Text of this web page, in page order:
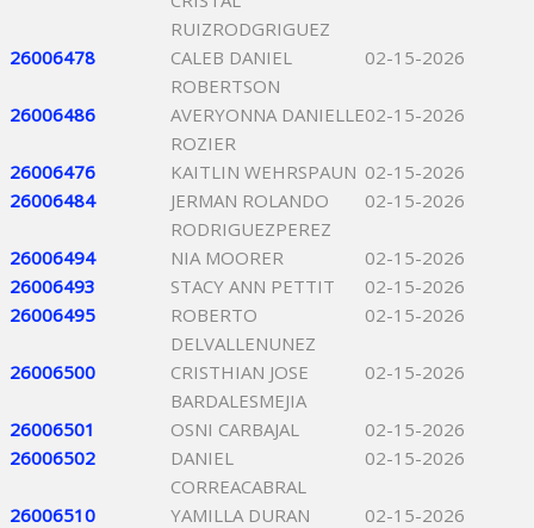
RUIZRODGRIGUEZ
26006478
CALEB DANIEL
ROBERTSON
02-15-2026
26006486
AVERYONNA DANIELLE
ROZIER
02-15-2026
26006476 KAITLIN WEHRSPAUN 02-15-2026
26006484
JERMAN ROLANDO
RODRIGUEZPEREZ
02-15-2026
26006494 NIA MOORER
02-15-2026
26006493
STACY ANN PETTIT
02-15-2026
26006495
ROBERTO
DELVALLENUNEZ
02-15-2026
26006500
CRISTHIAN JOSE
BARDALESMEJIA
02-15-2026
26006501 OSNI CARBAJAL
02-15-2026
26006502
DANIEL
CORREACABRAL
02-15-2026
26006510 YAMILLA DURAN
02-15-2026